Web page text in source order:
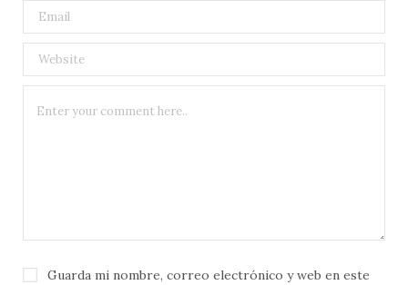
Guarda mi nombre, correo electrónico y web en este